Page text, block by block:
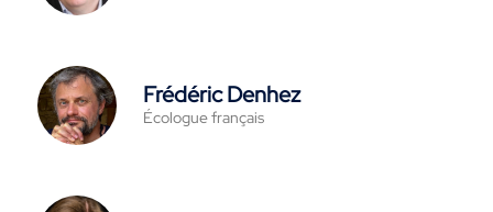
Frédéric Denhez
Écologue français